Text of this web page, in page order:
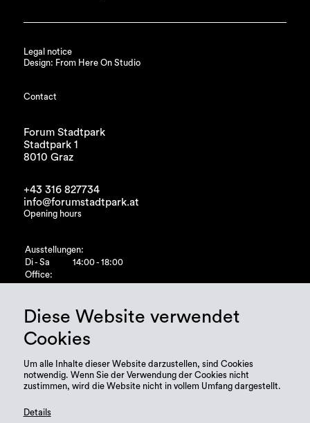
Legal notice
Design: From Here On Studio
Contact
Forum Stadtpark
Stadtpark 1
8010 Graz
+43 316 827734
info@forumstadtpark.at
Opening hours
Ausstellungen:
Di - Sa
14:00 - 18:00
Office:
Diese Website verwendet
Cookies
Um alle Inhalte dieser Website darzustellen, sind Cookies
notwendig. Wenn Sie der Verwendung der Cookies nicht
zustimmen, wird die Website nicht in vollem Umfang dargestellt.
Details